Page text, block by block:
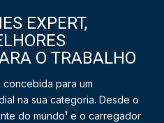
EXPERT,
O TRABALHO
concebida para um
na sua categoria. Desde o
do mundo¹ e o carregador